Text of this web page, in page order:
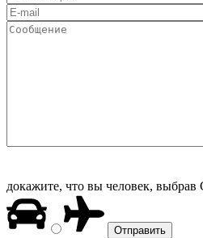
докажите, что вы человек, выбрав